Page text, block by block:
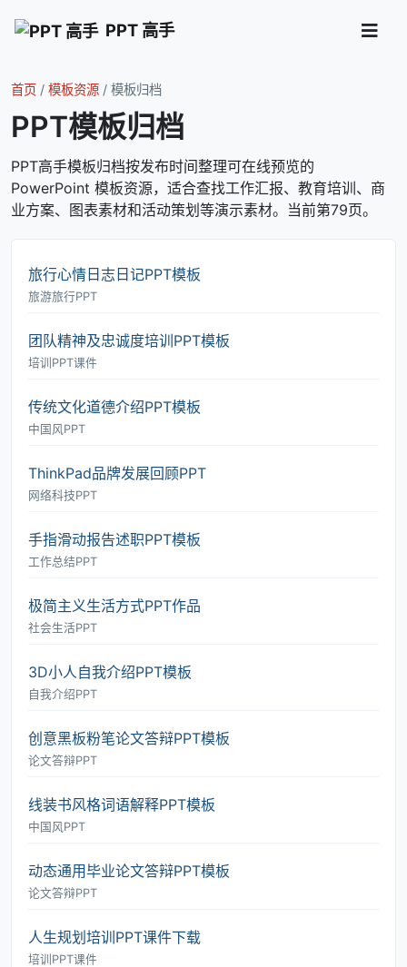
PPT 高手
首页 / 模板资源 / 模板归档
PPT模板归档
PPT高手模板归档按发布时间整理可在线预览的
PowerPoint 模板资源，适合查找工作汇报、教育培训、商
业方案、图表素材和活动策划等演示素材。当前第79页。
旅行心情日志日记PPT模板
旅游旅行PPT
团队精神及忠诚度培训PPT模板
培训PPT课件
传统文化道德介绍PPT模板
中国风PPT
ThinkPad品牌发展回顾PPT
网络科技PPT
手指滑动报告述职PPT模板
工作总结PPT
极简主义生活方式PPT作品
社会生活PPT
3D小人自我介绍PPT模板
自我介绍PPT
创意黑板粉笔论文答辩PPT模板
论文答辩PPT
线装书风格词语解释PPT模板
中国风PPT
动态通用毕业论文答辩PPT模板
论文答辩PPT
人生规划培训PPT课件下载
培训PPT课件